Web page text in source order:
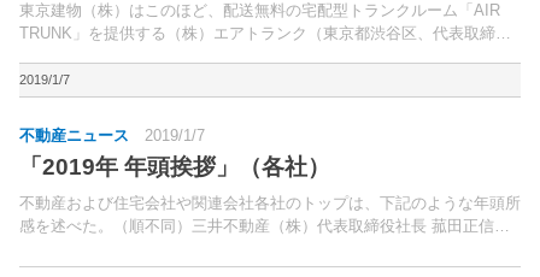
東京建物（株）はこのほど、配送無料の宅配型トランクルーム「AIR
TRUNK」を提供する（株）エアトランク（東京都渋谷区、代表取締
京都練馬区、総戸数戸）に「コンシェルジュ...
2019/1/7
不動産ニュース 2019/1/7
「2019年 年頭挨拶」（各社）
不動産および住宅会社や関連会社各社のトップは、下記のような年頭所
感を述べた。（順不同）三井不動産（株）代表取締役社長 菰田正信氏
長 仁島浩順氏東急不動産ホールディングス（株）代表取...